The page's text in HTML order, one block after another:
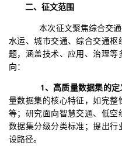
二、征文范围
本次征文聚焦综合交通
水运、城市交通、综合交通
题，涵盖技术、应用、治理
向：
1、高质量数据集的定
量数据集的核心特征，如完
等；研究面向智慧交通、低
数据集分级分类标准；提出
设路径。